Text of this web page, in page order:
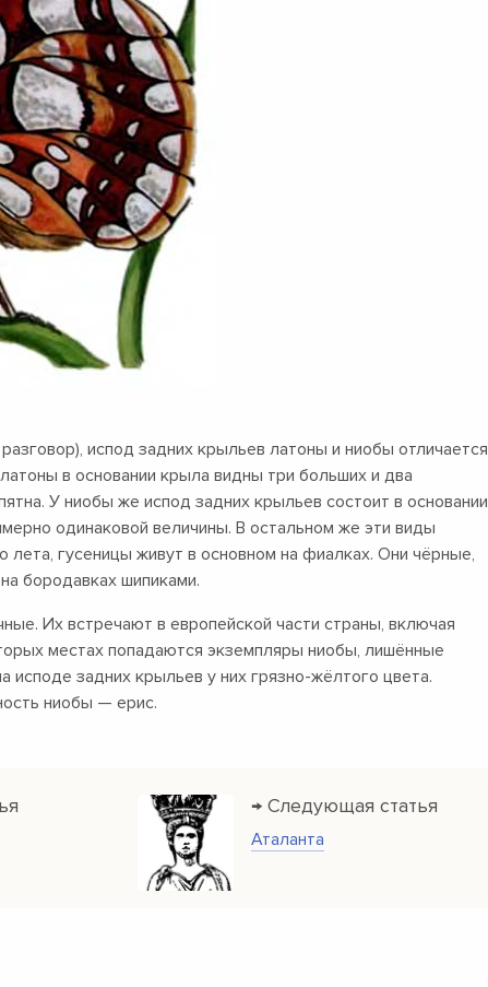
испод задних крыльев латоны и ниобы отличается
в основании крыла видны три больших и два
У ниобы же испод задних крыльев состоит в основании
одинаковой величины. В остальном же эти виды
гусеницы живут в основном на фиалках. Они чёрные,
бородавках шипиками.
Их встречают в европейской части страны, включая
местах попадаются экземпляры ниобы, лишённые
исподе задних крыльев у них грязно-жёлтого цвета.
ниобы — ерис.
→ Следующая статья
Аталанта